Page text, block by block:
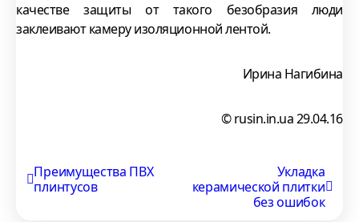
качестве защиты от такого безобразия люди
заклеивают камеру изоляционной лентой.
Ирина Нагибина
© rusin.in.ua 29.04.16
Навигация
по
Преимущества ПВХ
плинтусов
Укладка
керамической плитки
без ошибок